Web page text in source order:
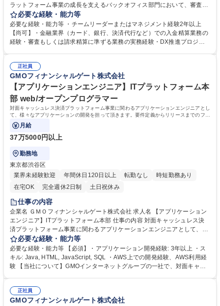
ラットフォーム事業の成長を支えるバックオフィス部門において、審査・
請求精算を中心としたバックオフィス業務のリーダーとしてチームを牽引
していただきます。 ・利用申込み加盟店に対する審査業務の統括 ・クレ
ジットカード会社・銀行・加盟店の 入金・請求精算業務の統括 ・精算処
理に関するチェック・管理業務 ・チームメンバーの業務指導・進捗管理
募集職種 【ビジネスオぺレーションリーダー（部門責任者候補）】審査・
請求精算
必要な経験・能力等
必要な経験・能力等 ・チームリーダーまたはマネジメント経験2年以上
【尚可】・金融業界（カード、銀行、決済代行など）での入金精算業務の
経験・審査もしくは請求精算に準ずる業務の実務経験・DX推進プロジェ
お任せします。 責任感が強く、請求精算や契約審査といった重要な業務を
正確かつ迅速に遂行できる方を募集します。当社の事業成長を力強く推進
していただける方からのご応募をお待ちしております。 学歴・資格 学
歴：大学院 大学 語学力： 資格：
正社員
GMOフィナンシャルゲート株式会社
【アプリケーションエンジニア】ITプラットフォーム本
部 web/オープンプログラマー
対面キャッシュレス決済プラットフォーム事業に関わるアプリケーションエンジニアとし
て、様々なアプリケーションの開発を担って頂きます。要件定義からリリースまでのフル
ライフサイクルをお任せします。
月給
37万5000円以上
勤務地
東京都渋谷区
業界未経験歓迎
年間休日120日以上 転勤なし
時短勤務あり
在宅OK
完全週休2日制 土日祝休み
仕事の内容
企業名 ＧＭＯフィナンシャルゲート株式会社 求人名 【アプリケーション
エンジニア】ITプラットフォーム本部 仕事の内容 対面キャッシュレス決
済プラットフォーム事業に関わるアプリケーションエンジニアとして、
様々なアプリケーションの開発を担って頂きます。要件定義からリリース
までのフルライフサイクルをお任せします。 ◆具体的な業務範囲 幅広い
システム構成があり、企画・要件定義から保守・運用まで全てのフェーズ
を経験することができます 競合他社優位性の確立、顧客満足度の向上、業
ております。 募集職種 【アプリケーションエンジニア】ITプラットフォ
ーム本部
必要な経験・能力等
必要な経験・能力等 【必須】・アプリケーション開発経験: 3年以上 ・ス
キル: Java, HTML, JavaScript, SQL ・AWS上での開発経験、AWS利用経
験 【当社について】GMOインターネットグループの一社で、対面キャッ
社目の上場企業として、東証マザーズ市場（現在はグロース市場）に株式
公開。2025年6月には東証プライム市場に市場区分を変更するとともに、
正社員
GMOフィナンシャルゲート株式会社